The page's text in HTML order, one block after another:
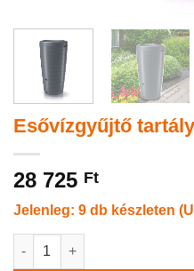
Esővízgyűjtő
28 725 Ft
Jelenleg: 9 db készleten
Esővízgyűjtő tartály, Maze,